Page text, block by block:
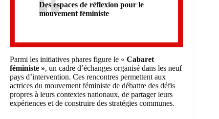
Des espaces de réflexion pour le
mouvement féministe
Parmi les initiatives phares figure le « Cabaret
féministe », un cadre d’échanges organisé dans les neuf
pays d’intervention. Ces rencontres permettent aux
actrices du mouvement féministe de débattre des défis
propres à leurs contextes nationaux, de partager leurs
expériences et de construire des stratégies communes.